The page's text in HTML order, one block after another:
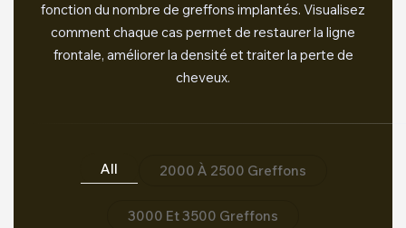
fonction du nombre de greffons implantés. Visualisez
comment chaque cas permet de restaurer la ligne
frontale, améliorer la densité et traiter la perte de
cheveux.
All 2000 À 2500 Greffons
3000 Et 3500 Greffons